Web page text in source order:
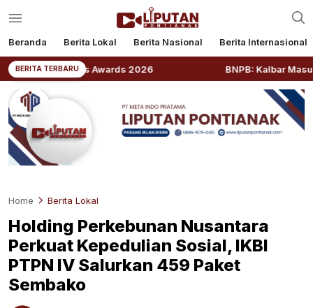
Beranda Berita Lokal Berita Nasional Berita Internasional
BERITA TERBARU
Awards 2026 BNPB: Kalbar Masuk Prioritas
Home Berita Lokal
Holding Perkebunan Nusantara
Perkuat Kepedulian Sosial, IKBI
PTPN IV Salurkan 459 Paket
Sembako